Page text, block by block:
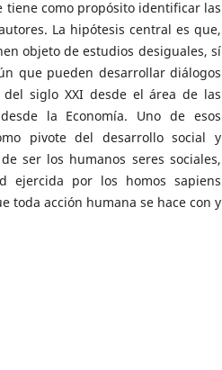
como propósito identificar las
La hipótesis central es que,
objeto de estudios desiguales, sí
que pueden desarrollar diálogos
siglo XXI desde el área de las
la Economía. Uno de esos
pivote del desarrollo social y
ser los humanos seres sociales,
ejercida por los homos sapiens
toda acción humana se hace con y